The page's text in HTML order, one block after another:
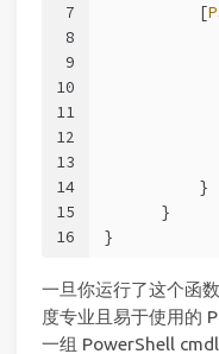
7
8
9
10
11
12
13
14
15
16
          [
          }
      }
}
一旦你运行了这个函
度专业且易于使用的
一组 PowerShell